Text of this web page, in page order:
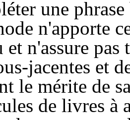
une
n'apporte
et n'assure
jacentes et
le mérite de
de livres à